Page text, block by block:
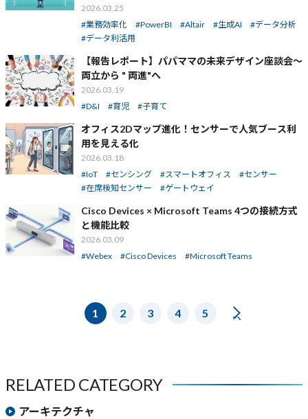
2026.03.25
業務効率化
PowerBI Altair 生成AI
データ分析
データ利活用
【報告レポート】パパママの未来デザイン座談会～
両立から " 両進"へ
2026.03.19
D&I
育児 子育て
オフィス2Dマップ進化！センサーで人気ブース利
用を見える化
2026.03.18
IoT
センシング スマートオフィス
センサー
在席検知センサー
ゲートウェイ
Cisco Devices × Microsoft Teams 4つの接続方式
と機能比較
2026.03.09
Webex
Cisco Devices Microsoft Teams
1 2 3 4 5
NEXT
RELATED CATEGORY
アーキテクチャ